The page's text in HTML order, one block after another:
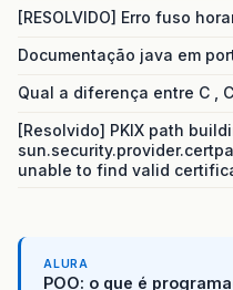
[RESOLVIDO] Erro fuso
Documentação java em
Qual a diferença entre C ,
[Resolvido] PKIX path
unable to find valid
ALURA
POO: o que é